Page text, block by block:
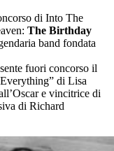
di Into The
The Birthday
band fondata
fuori concorso il
di Lisa
e vincitrice di
di Richard